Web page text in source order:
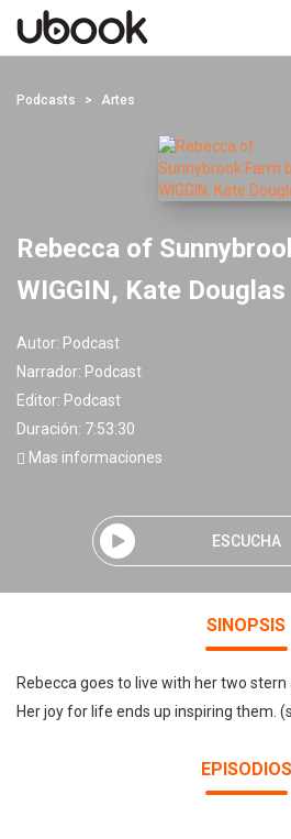
Podcasts Artes
Rebecca of
WIGGIN, Kate Douglas
Autor: Podcast
Narrador: Podcast
Editor: Podcast
Duración: 7:53:30
Mas informaciones
ESCUCHA
SINOPSIS
Rebecca goes to live with her two stern
Her joy for life ends up inspiring them.
EPISODIOS